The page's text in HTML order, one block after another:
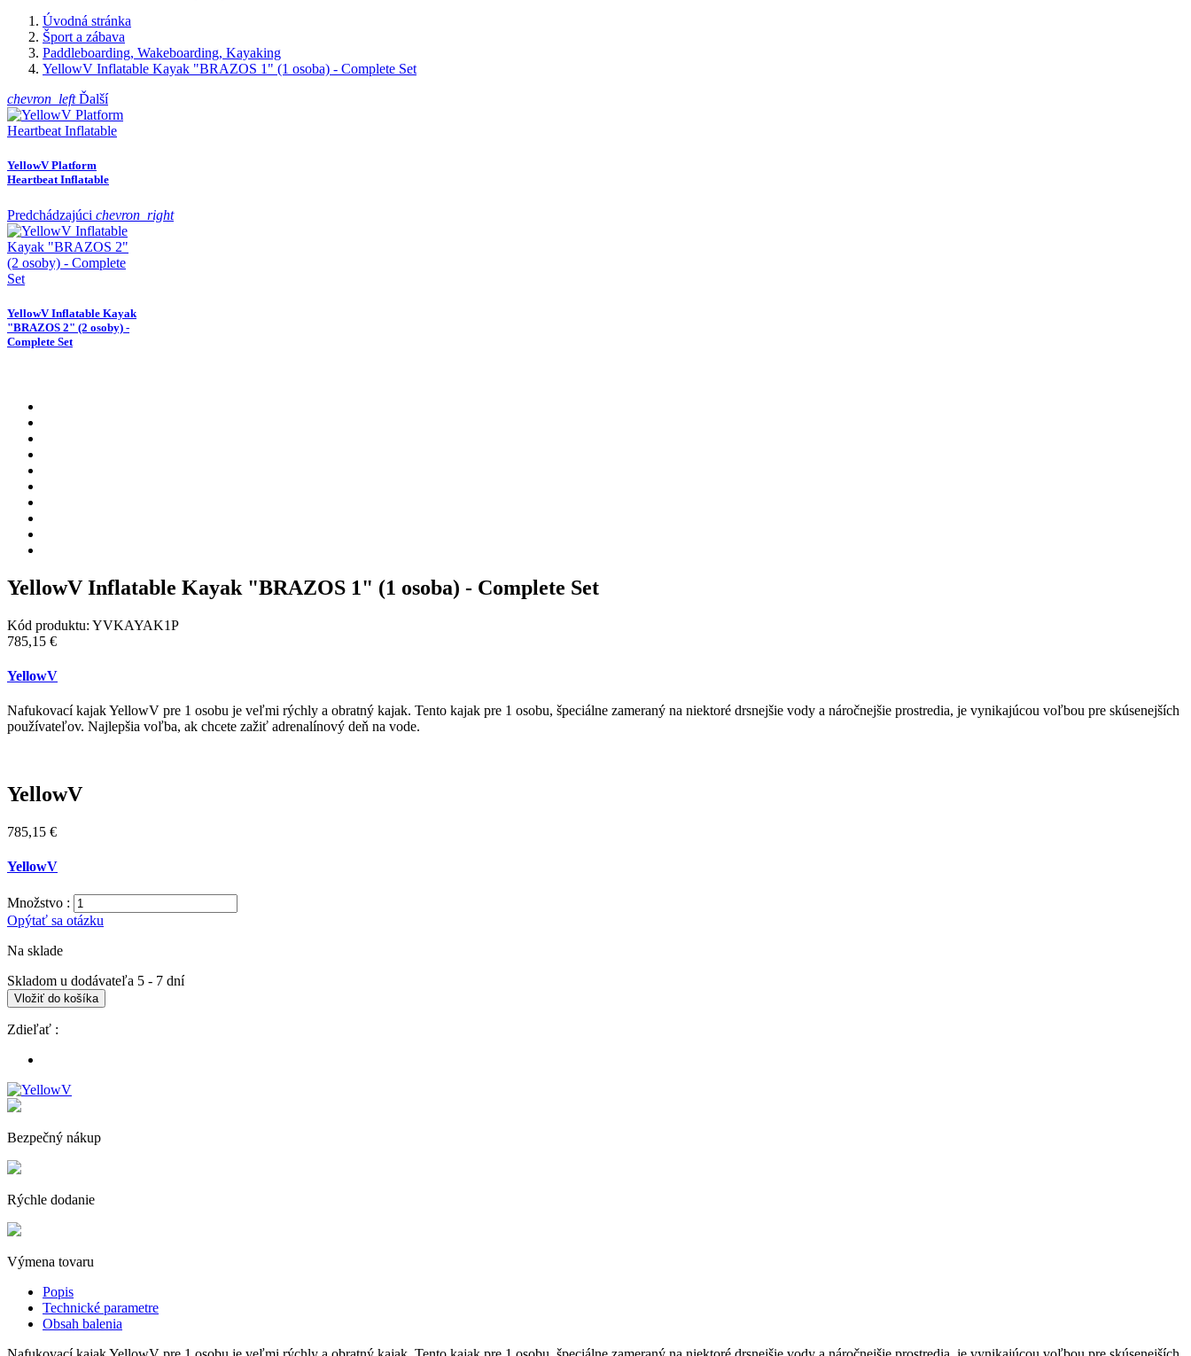
Úvodná stránka
Šport a zábava
Paddleboarding, Wakeboarding, Kayaking
YellowV Inflatable Kayak "BRAZOS 1" (1 osoba) - Complete Set
chevron_leftĎalší
YellowV Platform
Heartbeat Inflatable
Predchádzajúci chevron_right
YellowV Inflatable Kayak
"BRAZOS 2" (2 osoby) -
Complete Set
YellowV Inflatable Kayak "BRAZOS 1" (1 osoba) - Complete Set
Kód produktu: YVKAYAK1P
785,15 €
YellowV
Nafukovací kajak YellowV pre 1 osobu je veľmi rýchly a obratný kajak. Tento kajak pre 1 osobu, špeciálne zameraný na niektoré drsnejšie vody a náročnejšie prostredia, je vynikajúcou voľbou pre skúsenejších
používateľov. Najlepšia voľba, ak chcete zažiť adrenalínový deň na vode.
YellowV
785,15 €
YellowV
Množstvo :
Opýtať sa otázku
Na sklade
Skladom u dodávateľa 5 - 7 dní
Vložiť do košíka
Zdieľať :
Bezpečný nákup
Rýchle dodanie
Výmena tovaru
Popis
Technické parametre
Obsah balenia